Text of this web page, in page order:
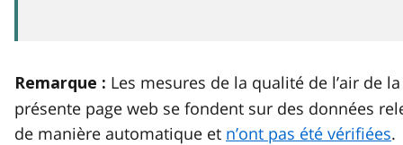
Remarque : Les mesures de la qualité de l’air de la
présente page web se fondent sur des données
de manière automatique et n’ont pas été vérifiées.